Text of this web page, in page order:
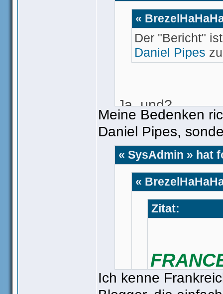
«
Der "Bericht"
Daniel Pipes
Ja, und?
Daniel Pipes ist
Kolumnist,
Meine Bedenken
Daniel Pipes,
« SysAdmin » hat
«
Zitat:
Ich kenne